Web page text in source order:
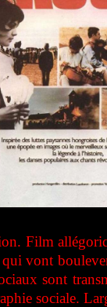
Film
vont
sont
sociale.